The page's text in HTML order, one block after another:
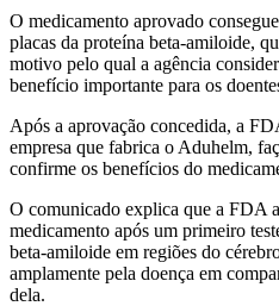
O medicamento aprovado
placas da proteína beta-amiloide,
motivo pelo qual a agência
benefício importante para os
Após a aprovação concedida, a
empresa que fabrica o Aduhelm,
confirme os benefícios do
O comunicado explica que a FDA
medicamento após um primeiro
beta-amiloide em regiões do
amplamente pela doença em
dela.